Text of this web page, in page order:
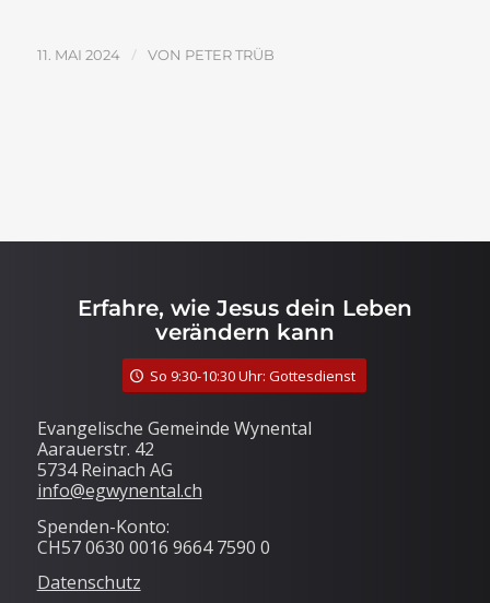
11. MAI 2024 / VON PETER TRÜB
Erfahre, wie Jesus dein Leben
verändern kann
So 9:30-10:30 Uhr: Gottesdienst
Evangelische Gemeinde Wynental
Aarauerstr. 42
5734 Reinach AG
info@egwynental.ch
Spenden-Konto:
CH57 0630 0016 9664 7590 0
Datenschutz